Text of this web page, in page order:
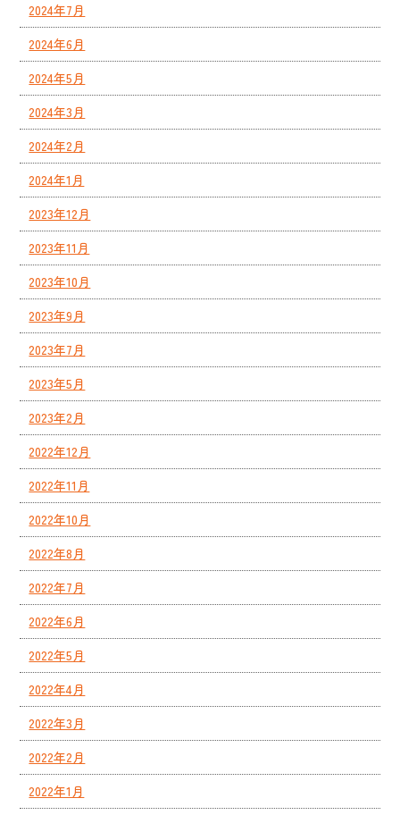
2024年7月
2024年6月
2024年5月
2024年3月
2024年2月
2024年1月
2023年12月
2023年11月
2023年10月
2023年9月
2023年7月
2023年5月
2023年2月
2022年12月
2022年11月
2022年10月
2022年8月
2022年7月
2022年6月
2022年5月
2022年4月
2022年3月
2022年2月
2022年1月